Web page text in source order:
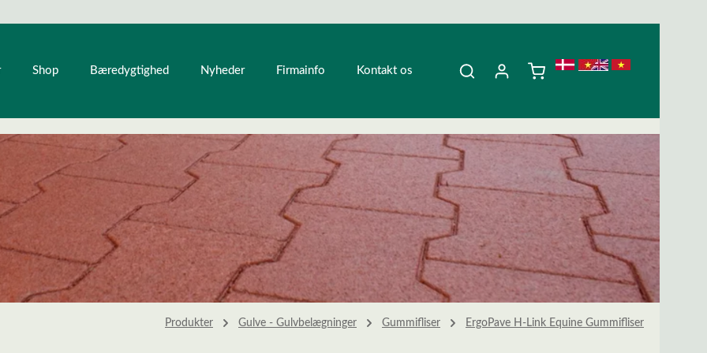
Shop Bæredygtighed Nyheder Firmainfo Kontakt os
Produkter Gulve - Gulvbelægninger Gummifliser ErgoPave H-Link Equine Gummifliser